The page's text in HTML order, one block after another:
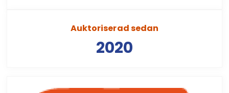
Auktoriserad sedan
2020